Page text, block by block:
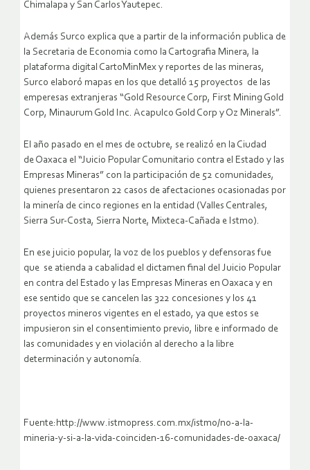
Chimalapa y San Carlos Yautepec.
Además Surco explica que a partir de la información publica de
la Secretaria de Economia como la Cartografia Minera, la
plataforma digital CartoMinMex y reportes de las mineras,
Surco elaboró mapas en los que detalló 15 proyectos de las
emperesas extranjeras “Gold Resource Corp, First Mining Gold
Corp, Minaurum Gold Inc. Acapulco Gold Corp y Oz Minerals”.
El año pasado en el mes de octubre, se realizó en la Ciudad
de Oaxaca el “Juicio Popular Comunitario contra el Estado y las
Empresas Mineras” con la participación de 52 comunidades,
quienes presentaron 22 casos de afectaciones ocasionadas por
la minería de cinco regiones en la entidad (Valles Centrales,
Sierra Sur-Costa, Sierra Norte, Mixteca-Cañada e Istmo).
En ese juicio popular, la voz de los pueblos y defensoras fue
que se atienda a cabalidad el dictamen final del Juicio Popular
en contra del Estado y las Empresas Mineras en Oaxaca y en
ese sentido que se cancelen las 322 concesiones y los 41
proyectos mineros vigentes en el estado, ya que estos se
impusieron sin el consentimiento previo, libre e informado de
las comunidades y en violación al derecho a la libre
determinación y autonomía.
Fuente:http://www.istmopress.com.mx/istmo/no-a-la-
mineria-y-si-a-la-vida-coinciden-16-comunidades-de-oaxaca/